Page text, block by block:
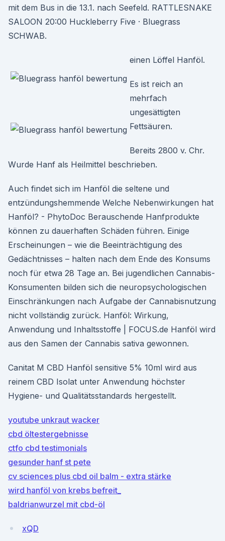
mit dem Bus in die 13.1. nach Seefeld. RATTLESNAKE
SALOON 20:00 Huckleberry Five · Bluegrass
SCHWAB.
einen Löffel Hanföl.
Es ist reich an
mehrfach
ungesättigten
Fettsäuren.
Bereits 2800 v. Chr.
Wurde Hanf als Heilmittel beschrieben.
Auch findet sich im Hanföl die seltene und
entzündungshemmende Welche Nebenwirkungen hat
Hanföl? - PhytoDoc Berauschende Hanfprodukte
können zu dauerhaften Schäden führen. Einige
Erscheinungen – wie die Beeinträchtigung des
Gedächtnisses – halten nach dem Ende des Konsums
noch für etwa 28 Tage an. Bei jugendlichen Cannabis-
Konsumenten bilden sich die neuropsychologischen
Einschränkungen nach Aufgabe der Cannabisnutzung
nicht vollständig zurück. Hanföl: Wirkung,
Anwendung und Inhaltsstoffe | FOCUS.de Hanföl wird
aus den Samen der Cannabis sativa gewonnen.
Canitat M CBD Hanföl sensitive 5% 10ml wird aus
reinem CBD Isolat unter Anwendung höchster
Hygiene- und Qualitätsstandards hergestellt.
youtube unkraut wacker
cbd öltestergebnisse
ctfo cbd testimonials
gesunder hanf st pete
cv sciences plus cbd oil balm - extra stärke
wird hanföl von krebs befreit_
baldrianwurzel mit cbd-öl
xQD